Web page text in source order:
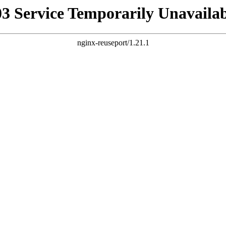
Service Temporarily
nginx-reuseport/1.21.1